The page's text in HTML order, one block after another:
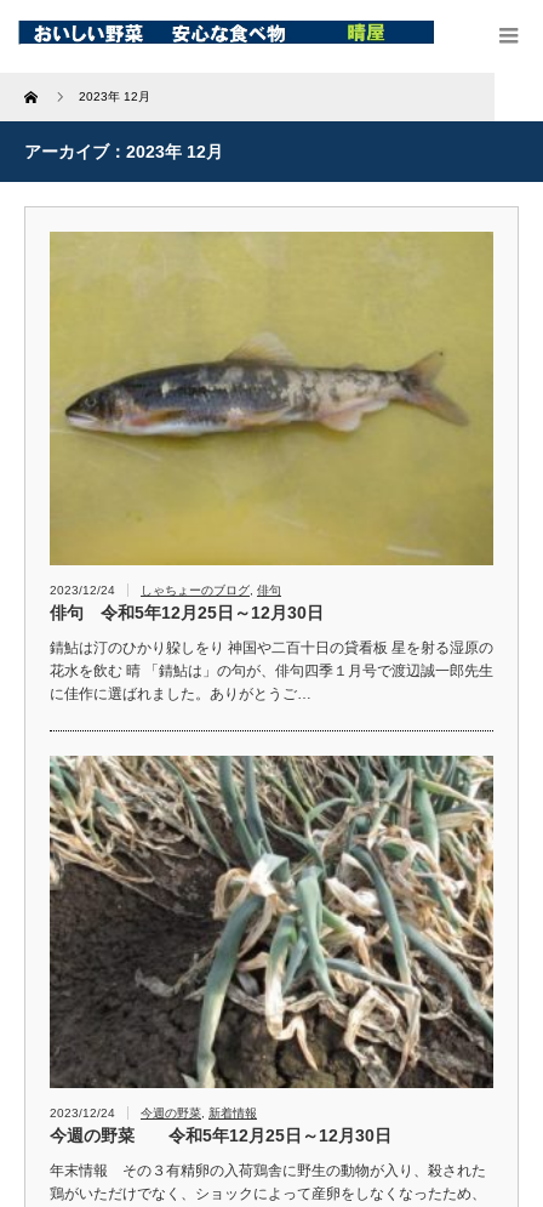
Home 2023年 12月
アーカイブ：2023年 12月
2023/12/24 しゃちょーのブログ 俳句
俳句 令和5年12月25日～12月30日
錆鮎は汀のひかり躱しをり 神国や二百十日の貸看板 星を射る湿原の
花水を飲む 晴 「錆鮎は」の句が、俳句四季１月号で渡辺誠一郎先生
に佳作に選ばれました。ありがとうご…
2023/12/24 今週の野菜 新着情報
今週の野菜 令和5年12月25日～12月30日
年末情報 その３有精卵の入荷鶏舎に野生の動物が入り、殺された
鶏がいただけでなく、ショックによって産卵をしなくなったため、